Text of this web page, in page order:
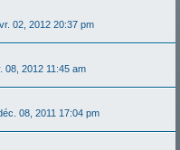
02, 2012 20:37 pm
08, 2012 11:45 am
08, 2011 17:04 pm